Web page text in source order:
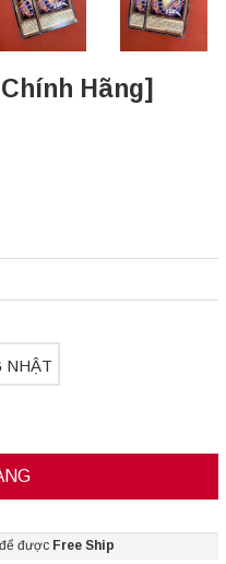
Hãng]
NHẬT
được Free Ship